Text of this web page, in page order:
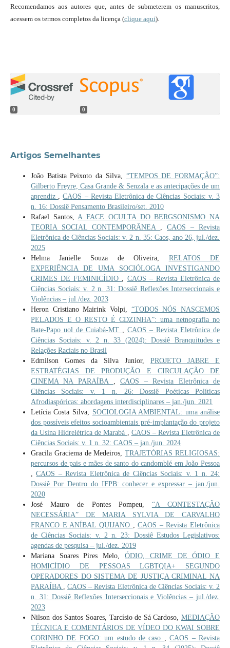
Recomendamos aos autores que, antes de submeterem os manuscritos,
acessem os termos completos da licença (clique aqui).
0 0
Artigos Semelhantes
João Batista Peixoto da Silva, “TEMPOS DE FORMAÇÃO”:
Gilberto Freyre, Casa Grande & Senzala e as antecipações de um
aprendiz
,CAOS – Revista Eletrônica de Ciências Sociais: v. 3
n. 16: Dossiê Pensamento Brasileiro/set. 2010
Rafael Santos, A FACE OCULTA DO BERGSONISMO NA
TEORIA SOCIAL CONTEMPORÂNEA
,CAOS – Revista
Eletrônica de Ciências Sociais: v. 2 n. 35: Caos, ano 26, jul./dez.
2025
Helma Janielle Souza de Oliveira, RELATOS DE
EXPERIÊNCIA DE UMA SOCIÓLOGA INVESTIGANDO
CRIMES DE FEMINICÍDIO
CAOS – Revista Eletrônica de
Ciências Sociais: v. 2 n. 31: Dossiê Reflexões Interseccionais e
Violências – jul./dez. 2023
Heron Cristiano Mairink Volpi, “TODOS NÓS NASCEMOS
PELADOS E O RESTO É CDZINHA”: uma netnografia no
Bate-Papo uol de Cuiabá-MT
,CAOS – Revista Eletrônica de
Ciências Sociais: v. 2 n. 33 (2024): Dossiê Branquitudes e
Relações Raciais no Brasil
Edmilson Gomes da Silva Junior,PROJETO JABRE E
ESTRATÉGIAS DE PRODUÇÃO E CIRCULAÇÃO DE
CINEMA NA PARAÍBA
,CAOS – Revista Eletrônica de
Ciências Sociais: v. 1 n. 26: Dossiê Poéticas Políticas
Afrodiaspóricas: abordagens interdisciplinares – jan./jun. 2021
Letícia Costa Silva, SOCIOLOGIA AMBIENTAL: uma análise
dos possíveis efeitos socioambientais pré-implantação do projeto
da Usina Hidrelétrica de Marabá
CAOS – Revista Eletrônica de
Ciências Sociais: v. 1 n. 32: CAOS – jan./jun. 2024
Gracila Graciema de Medeiros,TRAJETÓRIAS RELIGIOSAS:
percursos de pais e mães de santo do candomblé em João Pessoa
,CAOS – Revista Eletrônica de Ciências Sociais: v. 1 n. 24:
Dossiê Por Dentro do IFPB: conhecer e expressar – jan./jun.
2020
José Mauro de Pontes Pompeu, “A CONTESTAÇÃO
NECESSÁRIA” DE MARIA SYLVIA DE CARVALHO
FRANCO E ANÍBAL QUIJANO
,CAOS – Revista Eletrônica
de Ciências Sociais: v. 2 n. 23: Dossiê Estudos Legislativos:
agendas de pesquisa – jul./dez. 2019
Mariana Soares Pires Melo, ÓDIO, CRIME DE ÓDIO E
HOMICÍDIO DE PESSOAS LGBTQIA+ SEGUNDO
OPERADORES DO SISTEMA DE JUSTIÇA CRIMINAL NA
PARAÍBA
,CAOS – Revista Eletrônica de Ciências Sociais: v. 2
n. 31: Dossiê Reflexões Interseccionais e Violências – jul./dez.
2023
Nilson dos Santos Soares, Tarcísio de Sá Cardoso,MEDIAÇÃO
TÉCNICA E COMENTÁRIOS DE VÍDEO DO KWAI SOBRE
CORINHO DE FOGO: um estudo de caso
,CAOS – Revista